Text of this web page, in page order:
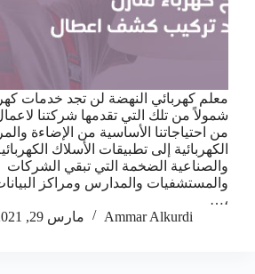
معلم كهربائي النهضة لن تجد خدمات
شمولاً من تلك التي تقدمها شركتنا
من احتياجاتنا الأساسية من الإضاءة
الكهربائية إلى تطبيقات الأسلاك
والصناعية الضخمة التي تبقي الشركات
والمستشفيات والمدارس ومراكز
،…
Ammar Alkurdi
مارس 29, 2021